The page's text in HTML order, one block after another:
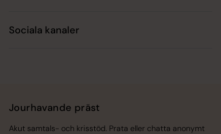
Sociala kanaler
Jourhavande präst
Akut samtals- och krisstöd. Prata eller chatta anonymt